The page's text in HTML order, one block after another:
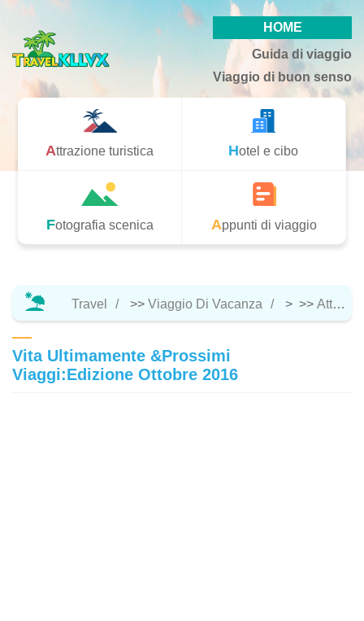
HOME
Guida di viaggio
Viaggio di buon senso
Attrazione turistica Hotel e cibo
Fotografia scenica Appunti di viaggio
Travel >> Viaggio Di Vacanza > >> Attrazione Turistica
Vita Ultimamente &Prossimi
Viaggi:Edizione Ottobre 2016